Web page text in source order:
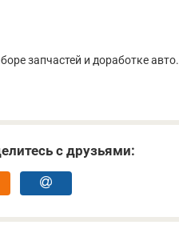
запчастей и доработке авто.
с друзьями: